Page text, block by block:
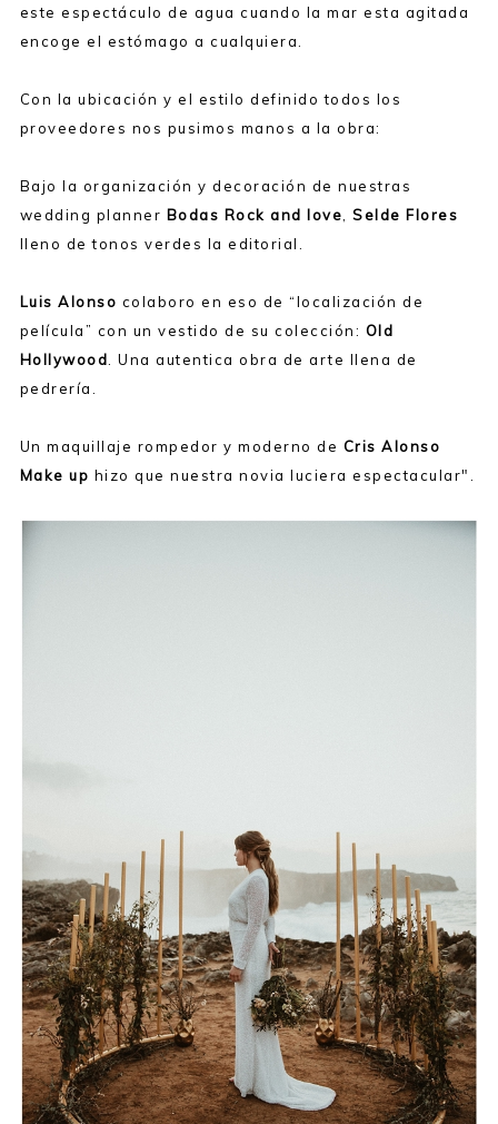
este espectáculo de agua cuando la mar esta agitada
encoge el estómago a cualquiera.
Con la ubicación y el estilo definido todos los
proveedores nos pusimos manos a la obra:
Bajo la organización y decoración de nuestras
wedding planner Bodas Rock and love ,Selde Flores
lleno de tonos verdes la editorial.
Luis Alonso colaboro en eso de “localización de
película” con un vestido de su colección: Old
Hollywood . Una autentica obra de arte llena de
pedrería.
Un maquillaje rompedor y moderno de Cris Alonso
Make up hizo que nuestra novia luciera espectacular".